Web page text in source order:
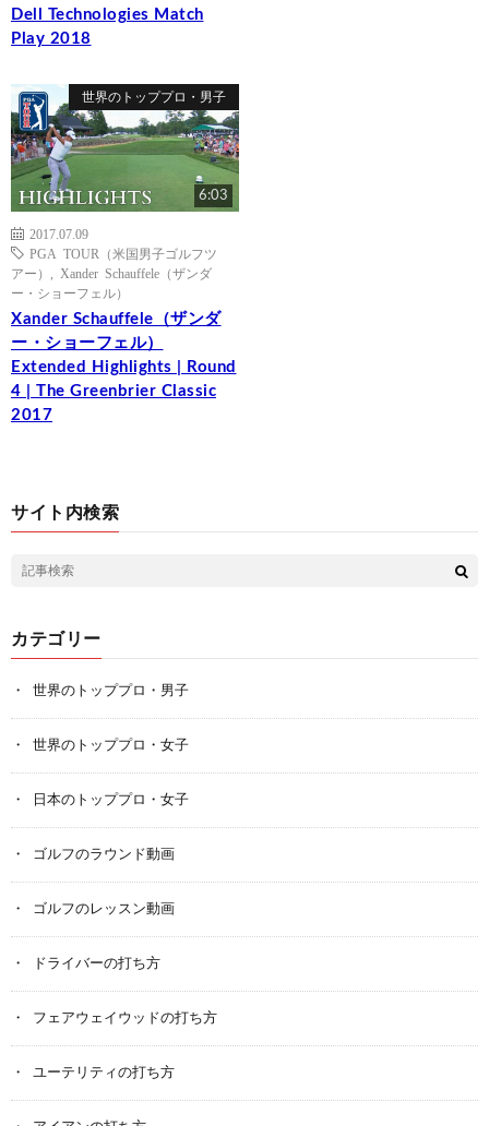
Dell Technologies Match
Play 2018
世界のトッププロ・男子
6:03
2017.07.09
PGA TOUR（米国男子ゴルフツ
アー）
Xander Schauffele（ザンダ
ー・ショーフェル）
Xander Schauffele（ザンダ
ー・ショーフェル）
Extended Highlights | Round
4 | The Greenbrier Classic
2017
サイト内検索
カテゴリー
世界のトッププロ・男子
世界のトッププロ・女子
日本のトッププロ・女子
ゴルフのラウンド動画
ゴルフのレッスン動画
ドライバーの打ち方
フェアウェイウッドの打ち方
ユーテリティの打ち方